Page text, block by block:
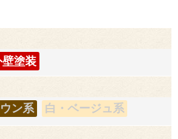
壁塗装
ン系 白・ベージュ系